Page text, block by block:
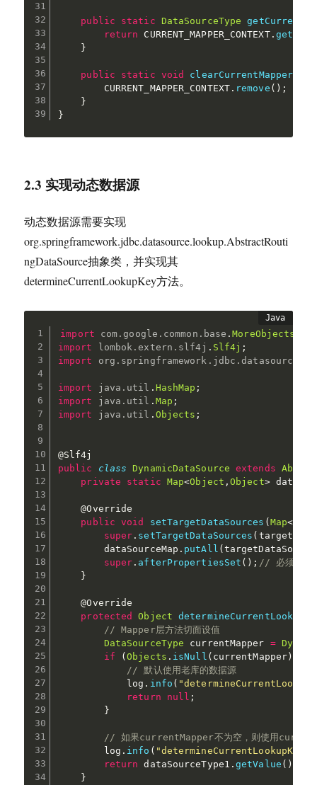
public static DataSourceType
return CURRENT_MAPPER_CONTEXT. get
}
public static void clearCurrentMapperType
        CURRENT_MAPPER_CONTEXT
. remove ( ) ;
}
}
2.3 实现动态数据源
动态数据源需要实现
org.springframework.jdbc.datasource.lookup.AbstractRouti
ngDataSource抽象类，并实现其
determineCurrentLookupKey方法。
import com .google . common . base .MoreObjects
import
lombok .extern . slf4j . Slf4j ;
import
org . springframework . jdbc .datasource
import java . util . HashMap ;
import
java . util . Map ;
import
java . util . Objects ;
@Slf4j
public
class DynamicDataSource extends
private
static Map<Object ,Object>
@Override
public
void setTargetDataSources ( Map<
super . setTargetDataSources (
        dataSourceMap
. putAll (
super . afterPropertiesSet ( ) ; // 必须添加
}
@Override
protected
Object
// Mapper层方法切面设值
DataSourceType currentMapper =
if
(Objects . isNull ( currentMapper )
// 默认使用老库的数据源
            log
. info (
return
null ;
}
// 如果currentMapper不为空，则使用
        log
. info (
return dataSourceType1 .getValue ( )
}